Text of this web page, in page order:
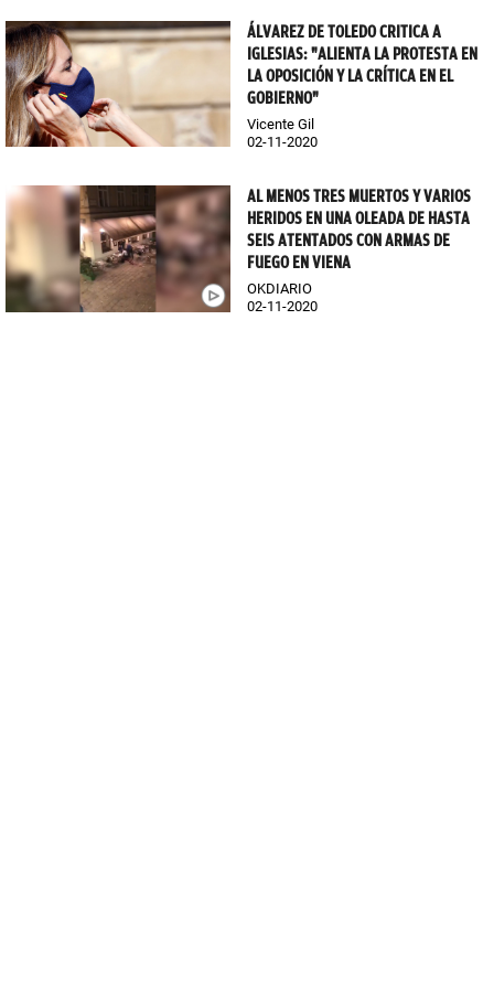
ÁLVAREZ DE TOLEDO CRITICA A
IGLESIAS: "ALIENTA LA PROTESTA EN
LA OPOSICIÓN Y LA CRÍTICA EN EL
GOBIERNO"
Vicente Gil
02-11-2020
AL MENOS TRES MUERTOS Y VARIOS
HERIDOS EN UNA OLEADA DE HASTA
SEIS ATENTADOS CON ARMAS DE
FUEGO EN VIENA
OKDIARIO
02-11-2020